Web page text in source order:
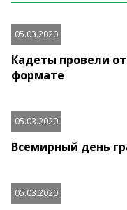
05.03.2020
Кадеты провели
формате
05.03.2020
Всемирный день
05.03.2020